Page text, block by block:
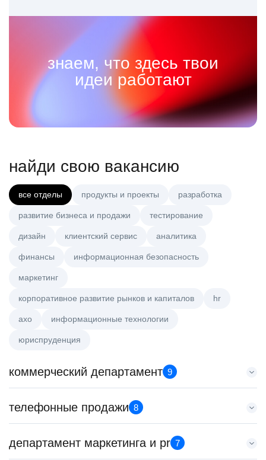
знаем, что здесь твои
идеи работают
найди свою вакансию
все отделы продукты и проекты разработка
развитие бизнеса и продажи тестирование
дизайн клиентский сервис аналитика
финансы информационная безопасность
маркетинг
корпоративное развитие рынков и капиталов hr
axo информационные технологии
юриспруденция
коммерческий департамент 9
Аналитик данных (направление Enterprise продаж)
HeadHunter::Коммерческий департамент
з/п не указана
телефонные продажи 8
Менеджер по продажам крупному бизнесу
HeadHunter::Телефонные продажи
департамент маркетинга и pr 7